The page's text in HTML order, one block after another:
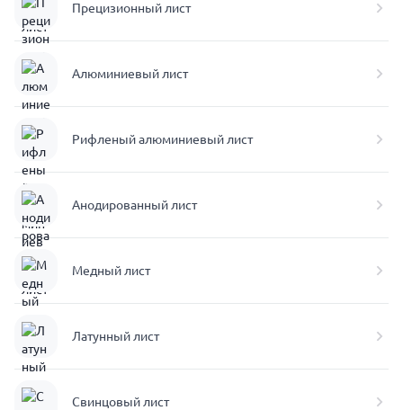
Прецизионный лист
Алюминиевый лист
Рифленый алюминиевый лист
Анодированный лист
Медный лист
Латунный лист
Свинцовый лист